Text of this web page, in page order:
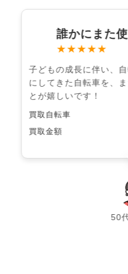
誰かにまた
★★★★★
子どもの成長に伴い、
にしてきた自転車を、
とが嬉しいです！
買取自転車
買取金額
50